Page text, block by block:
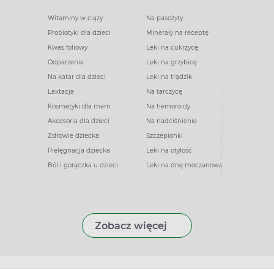
Witaminy w ciąży
Probiotyki dla dzieci
Kwas foliowy
Odparzenia
Na katar dla dzieci
Laktacja
Kosmetyki dla mam
Akcesoria dla dzieci
Zdrowie dziecka
Pielęgnacja dziecka
Ból i gorączka u dzieci
Na pasożyty
Minerały na receptę
Leki na cukrzycę
Leki na grzybicę
Leki na trądzik
Na tarczycę
Na hemoroidy
Na nadciśnienie
Szczepionki
Leki na otyłość
Leki na dnę moczanową
Zobacz więcej